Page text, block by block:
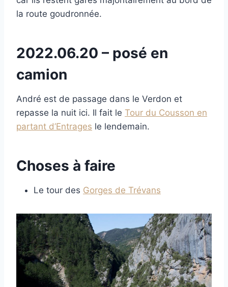
la route goudronnée.
2022.06.20 – posé en
camion
André est de passage dans le Verdon et
repasse la nuit ici. Il fait le Tour du Cousson en
partant d’Entrages le lendemain.
Choses à faire
Le tour des Gorges de Trévans